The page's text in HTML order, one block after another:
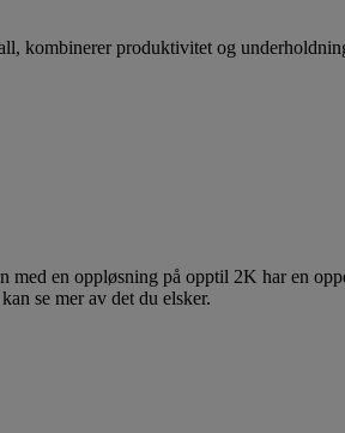
kombinerer produktivitet og
med en oppløsning på opptil 2K har en
se mer av det du elsker.